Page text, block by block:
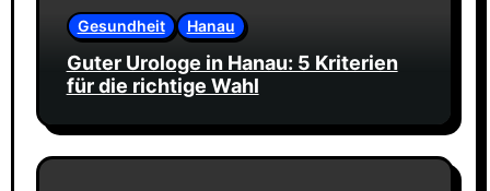
Gesundheit Hanau
Guter Urologe in Hanau: 5 Kriterien
für die richtige Wahl